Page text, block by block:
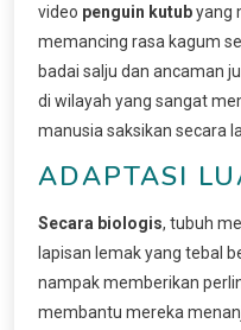
video penguin kutubyang
memancing rasa kagum
badai salju dan ancaman
di wilayah yang sangat
manusia saksikan secara
ADAPTASI
Secara biologis, tubuh
lapisan lemak yang tebal
nampak memberikan
membantu mereka